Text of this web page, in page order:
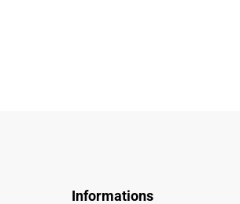
Informations